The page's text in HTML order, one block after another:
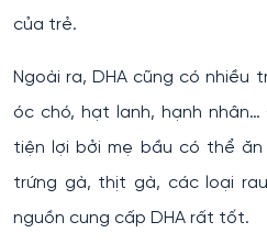
của trẻ.
Ngoài ra, DHA cũng có nhiều
óc chó, hạt lanh, hạnh
tiện lợi bởi mẹ bầu có thể ăn
trứng gà, thịt gà, các loại
nguồn cung cấp DHA rất tốt.